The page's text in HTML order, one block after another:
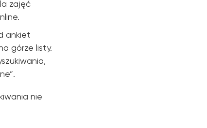
zajęć
ankiet
górze listy.
nie